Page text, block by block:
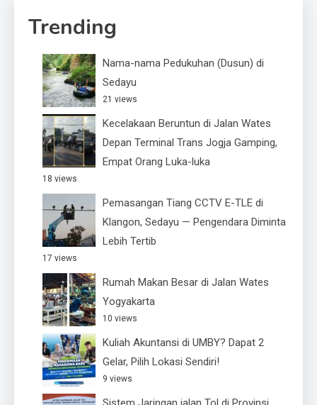
Trending
Nama-nama Pedukuhan (Dusun) di
Sedayu
21 views
Kecelakaan Beruntun di Jalan Wates
Depan Terminal Trans Jogja Gamping,
Empat Orang Luka-luka
18 views
Pemasangan Tiang CCTV E-TLE di
Klangon, Sedayu — Pengendara Diminta
Lebih Tertib
17 views
Rumah Makan Besar di Jalan Wates
Yogyakarta
10 views
Kuliah Akuntansi di UMBY? Dapat 2
Gelar, Pilih Lokasi Sendiri!
9 views